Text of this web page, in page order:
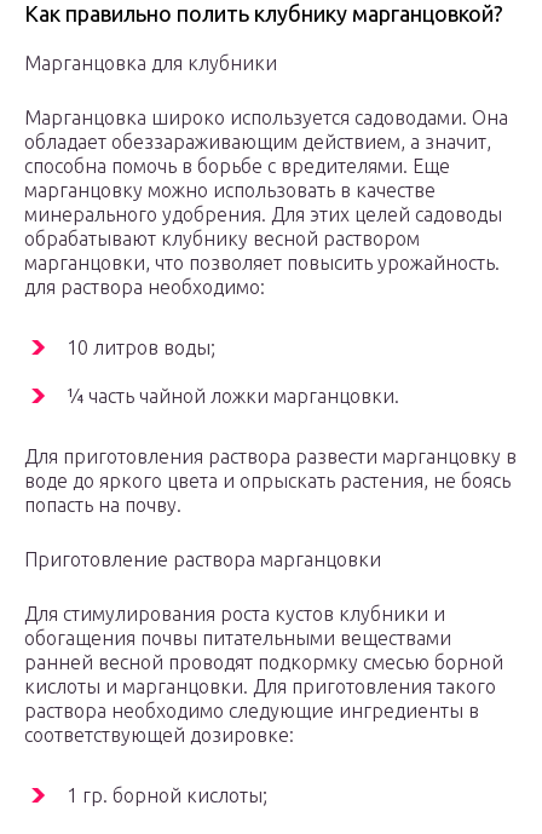
Как правильно полить клубнику марганцовкой?
Марганцовка для клубники
Марганцовка широко используется садоводами. Она
обладает обеззараживающим действием, а значит,
способна помочь в борьбе с вредителями. Еще
марганцовку можно использовать в качестве
минерального удобрения. Для этих целей садоводы
обрабатывают клубнику весной раствором
марганцовки, что позволяет повысить урожайность.
для раствора необходимо:
10 литров воды;
¼ часть чайной ложки марганцовки.
Для приготовления раствора развести марганцовку в
воде до яркого цвета и опрыскать растения, не боясь
попасть на почву.
Приготовление раствора марганцовки
Для стимулирования роста кустов клубники и
обогащения почвы питательными веществами
ранней весной проводят подкормку смесью борной
кислоты и марганцовки. Для приготовления такого
раствора необходимо следующие ингредиенты в
соответствующей дозировке:
1 гр. борной кислоты;